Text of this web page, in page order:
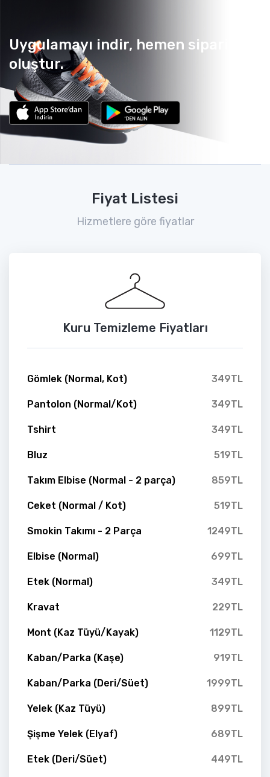
Uygulamayı indir, hemen sipariş
oluştur.
Fiyat Listesi
Hizmetlere göre fiyatlar
Kuru Temizleme Fiyatları
Gömlek (Normal, Kot) 349TL
Pantolon (Normal/Kot) 349TL
Tshirt 349TL
Bluz 519TL
Takım Elbise (Normal - 2 parça) 859TL
Ceket (Normal / Kot) 519TL
Smokin Takımı - 2 Parça 1249TL
Elbise (Normal) 699TL
Etek (Normal) 349TL
Kravat 229TL
Mont (Kaz Tüyü/Kayak) 1129TL
Kaban/Parka (Kaşe) 919TL
Kaban/Parka (Deri/Süet) 1999TL
Yelek (Kaz Tüyü) 899TL
Şişme Yelek (Elyaf) 689TL
Etek (Deri/Süet) 449TL